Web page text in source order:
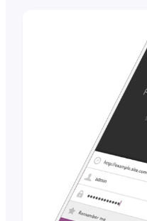
καιρό, αλλά τώρα
ίδιο και με τα
παρακάτω για να
επωφεληθείτε